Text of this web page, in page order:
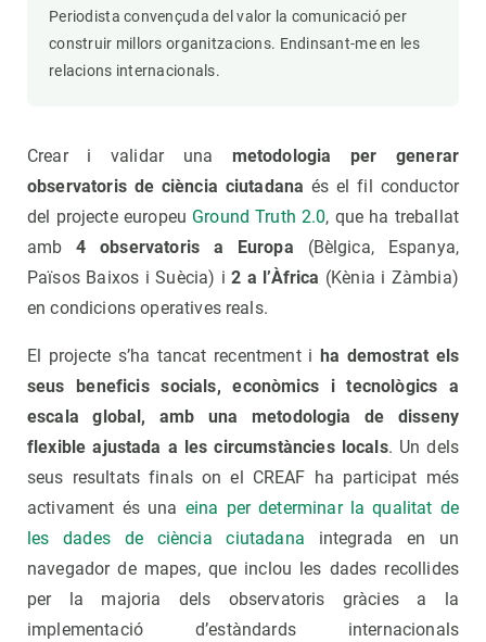
Periodista convençuda del valor la comunicació per
construir millors organitzacions. Endinsant-me en les
relacions internacionals.
Crear i validar una metodologia per generar
observatoris de ciència ciutadana és el fil conductor
del projecte europeu Ground Truth 2.0, que ha treballat
amb4 observatoris a Europa (Bèlgica, Espanya,
Països Baixos i Suècia) i 2 a l’Àfrica (Kènia i Zàmbia)
en condicions operatives reals.
El projecte s’ha tancat recentment i ha demostrat els
seus beneficis socials, econòmics i tecnològics a
escala global, amb una metodologia de disseny
flexible ajustada a les circumstàncies locals. Un dels
seus resultats finals on el CREAF ha participat més
activament és una eina per determinar la qualitat de
les dades de ciència ciutadana integrada en un
navegador de mapes, que inclou les dades recollides
per la majoria dels observatoris gràcies a la
implementació d’estàndards internacionals